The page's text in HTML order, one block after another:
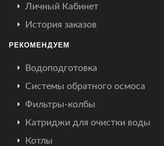
Личный Кабинет
История заказов
РЕКОМЕНДУЕМ
Водоподготовка
Системы обратного осмоса
Фильтры-колбы
Катриджи для очистки воды
Котлы